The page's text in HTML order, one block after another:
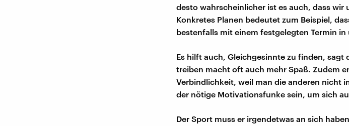
desto wahrscheinlicher ist es auch, dass wir
Konkretes Planen bedeutet zum Beispiel,
bestenfalls mit einem festgelegten Termin in
Es hilft auch, Gleichgesinnte zu finden,
treiben macht oft auch mehr Spaß. Zudem
Verbindlichkeit, weil man die anderen nicht
der nötige Motivationsfunke sein, um sich
Der Sport muss er irgendetwas an sich